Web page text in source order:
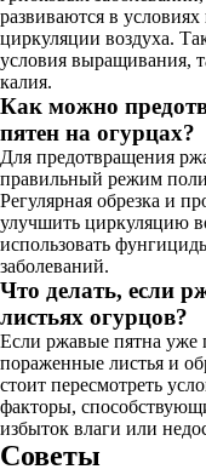
развиваются в
циркуляции воздуха.
условия выращивания,
калия.
Как можно
пятен на огурцах?
Для предотвращения
правильный режим
Регулярная обрезка и
улучшить циркуляцию
использовать
заболеваний.
Что делать, если
листьях огурцов?
Если ржавые пятна уже
пораженные листья и
стоит пересмотреть
факторы,
избыток влаги или
Советы